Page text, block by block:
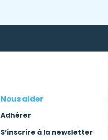
Nous aider
Adhérer
S’inscrire à la newsletter